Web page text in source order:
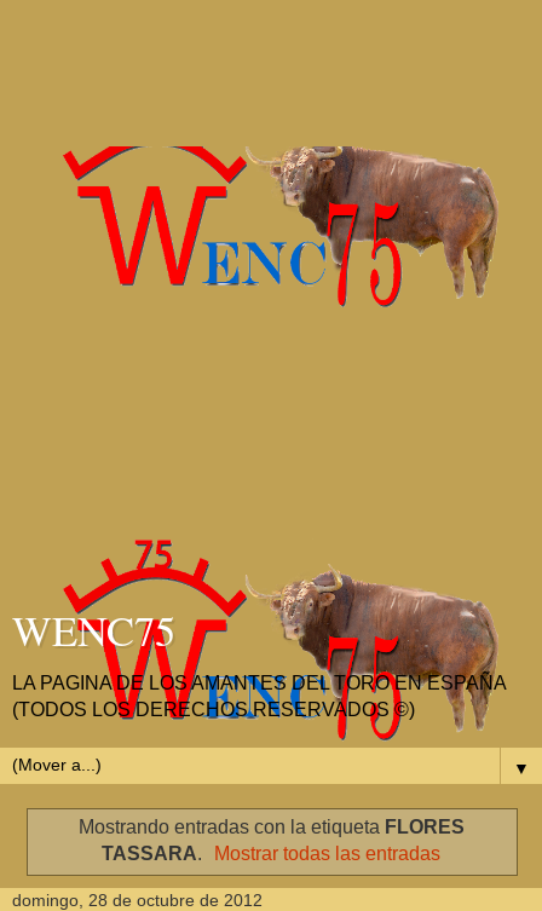
WENC75
LA PAGINA DE LOS AMANTES DEL TORO EN ESPAÑA
(TODOS LOS DERECHOS RESERVADOS ©)
▼
Mostrando entradas con la etiqueta FLORES
TASSARA. Mostrar todas las entradas
domingo, 28 de octubre de 2012